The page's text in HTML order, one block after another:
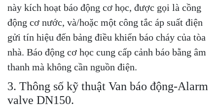
này kích hoạt báo động cơ học, được gọi là cồng
động cơ nước, và/hoặc một công tắc áp suất điện
gửi tín hiệu đến bảng điều khiển báo cháy của tòa
nhà. Báo động cơ học cung cấp cảnh báo bằng âm
thanh mà không cần nguồn điện.
3. Thông số kỹ thuật Van báo động-Alarm
valve DN150.